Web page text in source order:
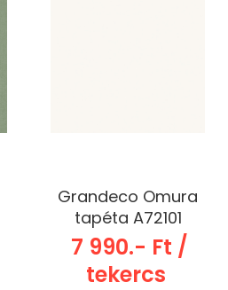
Grandeco Omura
tapéta A72101
7 990.- Ft /
tekercs